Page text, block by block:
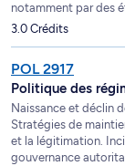
notamment par des
3.0 Crédits
POL 2917
Politique des
Naissance et déclin
Stratégies de
et la légitimation.
gouvernance